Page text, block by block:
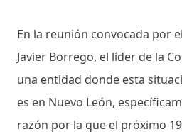
En la reunión convocada por
Javier Borrego, el líder de la
una entidad donde esta
es en Nuevo León,
razón por la que el próximo